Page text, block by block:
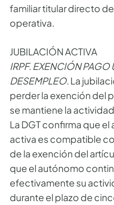
familiar titular directo
operativa.
JUBILACIÓN ACTIVA
IRPF. EXENCIÓN PAGO
DESEMPLEO. La
perder la exención del
se mantiene la
La DGT confirma que
activa es compatible
de la exención del
que el autónomo
efectivamente su
durante el plazo de